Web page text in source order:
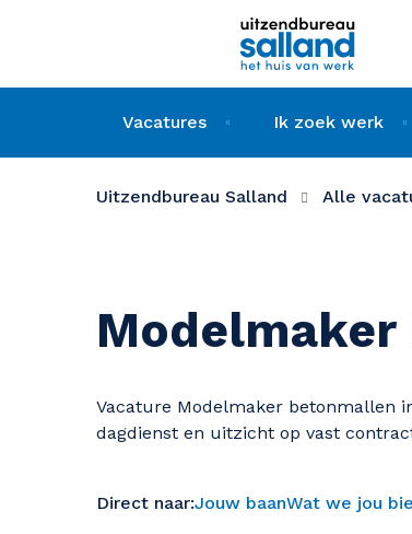
Vacatures Ik zoek werk
Uitzendbureau Salland Alle
Vacature Modelmaker betonmallen
dagdienst en uitzicht op vast
Direct naar:Jouw baanWat we jou